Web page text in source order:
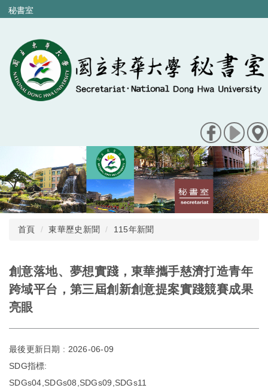
跳
到
內
容
區
秘書室
首頁 東華歷史新聞 115年新聞
創意落地、夢想實踐，東華攜手慈濟打造青年
跨域平台，第三屆創新創意提案實踐競賽成果
亮眼
最後更新日期 : 2026-06-09
SDG指標:
SDGs04,SDGs08,SDGs09,SDGs11